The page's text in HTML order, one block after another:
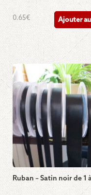
0.65€ Ajouter
Ruban – Satin noir de 1